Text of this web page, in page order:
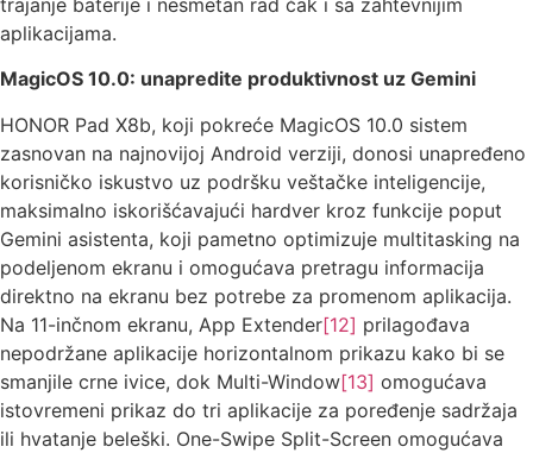
trajanje baterije i nesmetan rad čak i sa zahtevnijim
aplikacijama.
MagicOS 10.0: unapredite produktivnost uz Gemini
HONOR Pad X8b, koji pokreće MagicOS 10.0 sistem
zasnovan na najnovijoj Android verziji, donosi unapređeno
korisničko iskustvo uz podršku veštačke inteligencije,
maksimalno iskorišćavajući hardver kroz funkcije poput
Gemini asistenta, koji pametno optimizuje multitasking na
podeljenom ekranu i omogućava pretragu informacija
direktno na ekranu bez potrebe za promenom aplikacija.
Na 11-inčnom ekranu, App Extender[12] prilagođava
nepodržane aplikacije horizontalnom prikazu kako bi se
smanjile crne ivice, dok Multi-Window[13] omogućava
istovremeni prikaz do tri aplikacije za poređenje sadržaja
ili hvatanje beleški. One-Swipe Split-Screen omogućava